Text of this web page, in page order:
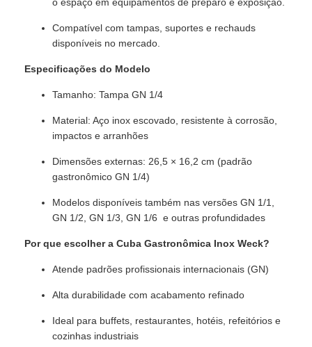
Compatível com tampas, suportes e rechauds
disponíveis no mercado.
Especificações do Modelo
Tamanho: Tampa GN 1/4
Material: Aço inox escovado, resistente à corrosão,
impactos e arranhões
Dimensões externas: 26,5 × 16,2 cm (padrão
gastronômico GN 1/4)
Modelos disponíveis também nas versões GN 1/1,
GN 1/2, GN 1/3, GN 1/6 e outras profundidades
Por que escolher a Cuba Gastronômica Inox Weck?
Atende padrões profissionais internacionais (GN)
Alta durabilidade com acabamento refinado
Ideal para buffets, restaurantes, hotéis, refeitórios e
cozinhas industriais